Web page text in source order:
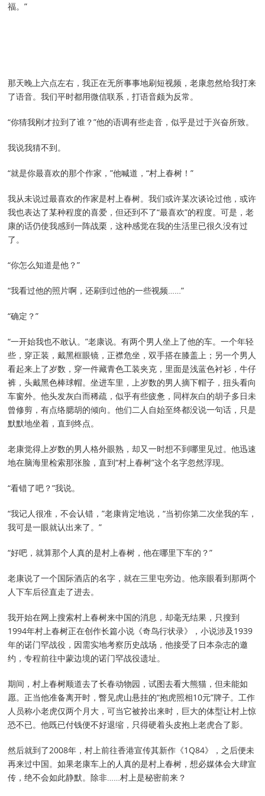
福。”
那天晚上六点左右，我正在无所事事地刷短视频，老康忽然给我打来
了语音。我们平时都用微信联系，打语音颇为反常。
“你猜我刚才拉到了谁？”他的语调有些走音，似乎是过于兴奋所致。
我说我猜不到。
“就是你最喜欢的那个作家，”他喊道，“村上春树！”
我从未说过最喜欢的作家是村上春树。我们或许某次谈论过他，或许
我也表达了某种程度的喜爱，但还到不了“最喜欢”的程度。可是，老
康的话仍使我感到一阵战栗，这种感觉在我的生活里已很久没有过
了。
“你怎么知道是他？”
“我看过他的照片啊，还刷到过他的一些视频……”
“确定？”
“一开始我也不敢认。”老康说。有两个男人坐上了他的车。一个年轻
些，穿正装，戴黑框眼镜，正襟危坐，双手搭在膝盖上；另一个男人
看起来上了岁数，穿一件藏青色工装夹克，里面是浅蓝色衬衫，牛仔
裤，头戴黑色棒球帽。坐进车里，上岁数的男人摘下帽子，扭头看向
车窗外。他头发灰白而稀疏，似乎有些疲惫，同样灰白的胡子多日未
曾修剪，有点络腮胡的倾向。他们二人自始至终都没说一句话，只是
默默地坐着，直到终点。
老康觉得上岁数的男人格外眼熟，却又一时想不到哪里见过。他迅速
地在脑海里检索那张脸，直到“村上春树”这个名字忽然浮现。
“看错了吧？”我说。
“我记人很准，不会认错，”老康肯定地说，“当初你第二次坐我的车，
我可是一眼就认出来了。”
“好吧，就算那个人真的是村上春树，他在哪里下车的？”
老康说了一个国际酒店的名字，就在三里屯旁边。他亲眼看到那两个
人下车后径直走了进去。
我开始在网上搜索村上春树来中国的消息，却毫无结果，只搜到
1994年村上春树正在创作长篇小说《奇鸟行状录》，小说涉及1939
年的诺门罕战役，因需实地考察历史战场，他接受了日本杂志的邀
约，专程前往中蒙边境的诺门罕战役遗址。
期间，村上春树顺道去了长春动物园，试图去看大熊猫，但未能如
愿。正当他准备离开时，瞥见虎山悬挂的“抱虎照相10元”牌子。工作
人员称小老虎仅两个月大，可当它被拎出来时，巨大的体型让村上惊
恐不已。他既已付钱便不好退缩，只得硬着头皮抱上老虎合了影。
然后就到了2008年，村上前往香港宣传其新作《1Q84》，之后便未
再来过中国。如果老康车上的人真的是村上春树，想必媒体会大肆宣
传，绝不会如此静默。除非……村上是秘密前来？